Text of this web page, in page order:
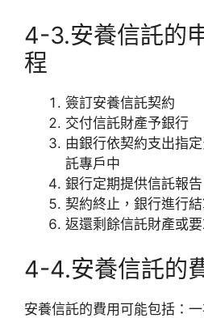
4-3.安養信託的
程
簽訂安養信託契約
交付信託財產予銀行
由銀行依契約支出指
託專戶中
銀行定期提供信託報告
契約終止，銀行進行
返還剩餘信託財產或
4-4.安養信託的
安養信託的費用可能包括：